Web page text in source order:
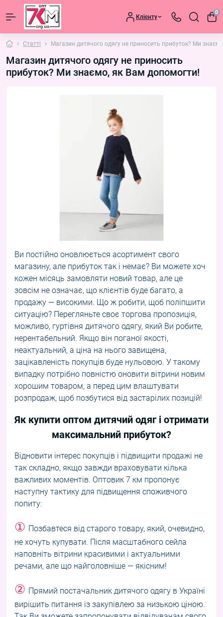
Клієнту
0
Статті Магазин дитячого одягу не приносить прибуток? Ми
Магазин дитячого одягу не приносить
прибуток? Ми знаємо, як Вам допомогти!
Ви постійно оновлюється асортимент свого
магазину, але прибуток так і немає? Ви можете хоч
кожен місяць замовляти новий товар, але це
зовсім не означає, що клієнтів буде багато, а
продажу — високими. Що ж робити, щоб поліпшити
ситуацію? Перегляньте своє торгова пропозиція,
можливо, гуртівня дитячого одягу, який Ви робите,
нерентабельний. Якщо він поганої якості,
неактуальний, а ціна на нього завищена,
зацікавленість покупців буде нульовою. У такому
випадку потрібно повністю оновити вітрини новим
хорошим товаром, а перед цим влаштувати
розпродаж, щоб позбутися від застарілих позицій!
Як купити оптом дитячий одяг і отримати
максимальний прибуток?
Відновити інтерес покупців і підвищити продажі не
так складно, якщо завжди враховувати кілька
важливих моментів. Оптовик 7 км пропонує
наступну тактику для підвищення споживчого
попиту:
① Позбавтеся від старого товару, який, очевидно,
не хочуть купувати. Після масштабного сейла
наповніть вітрини красивими і актуальними
речами, але що найголовніше — якісним!
② Прямий постачальник дитячого одягу в Україні
вирішить питання із закупівлею за низькою ціною.